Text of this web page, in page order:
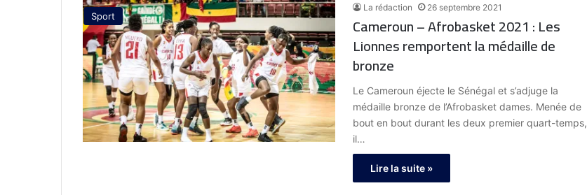
Sport
La rédaction 26 septembre 2021
Cameroun – Afrobasket 2021 : Les
Lionnes remportent la médaille de
bronze
Le Cameroun éjecte le Sénégal et s’adjuge la
médaille bronze de l’Afrobasket dames. Menée de
bout en bout durant les deux premier quart-temps,
il…
Lire la suite »